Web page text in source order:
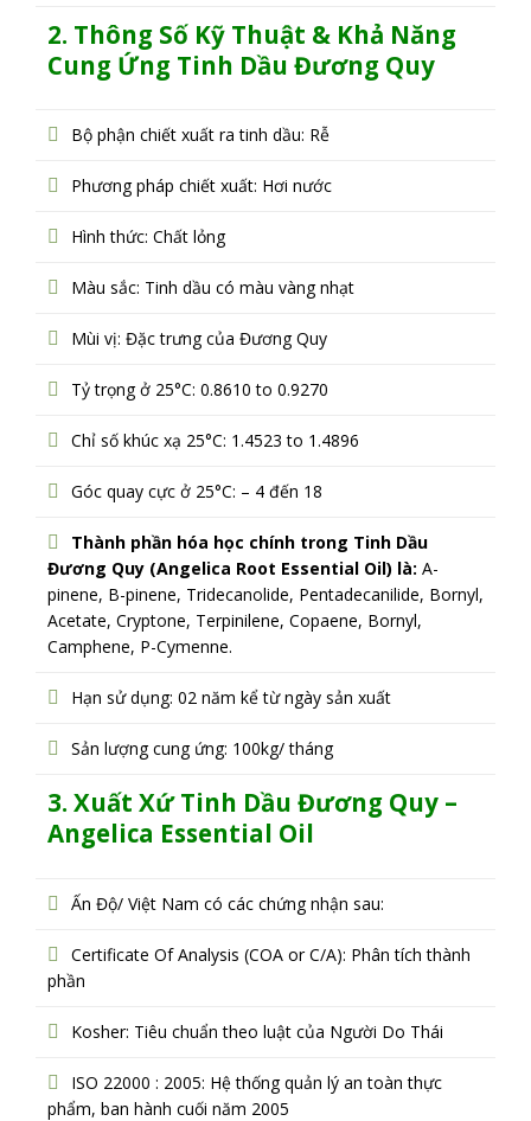
2. Thông Số Kỹ Thuật & Khả Năng
Cung Ứng Tinh Dầu Đương Quy
Bộ phận chiết xuất ra tinh dầu: Rễ
Phương pháp chiết xuất: Hơi nước
Hình thức: Chất lỏng
Màu sắc: Tinh dầu có màu vàng nhạt
Mùi vị: Đặc trưng của Đương Quy
Tỷ trọng ở 25°C: 0.8610 to 0.9270
Chỉ số khúc xạ 25°C: 1.4523 to 1.4896
Góc quay cực ở 25°C: – 4 đến 18
Thành phần hóa học chính trong Tinh Dầu
Đương Quy (Angelica Root Essential Oil) là: A-
pinene, B-pinene, Tridecanolide, Pentadecanilide, Bornyl,
Acetate, Cryptone, Terpinilene, Copaene, Bornyl,
Camphene, P-Cymenne.
Hạn sử dụng: 02 năm kể từ ngày sản xuất
Sản lượng cung ứng: 100kg/ tháng
3. Xuất Xứ Tinh Dầu Đương Quy –
Angelica Essential Oil
Ấn Độ/ Việt Nam có các chứng nhận sau:
Certificate Of Analysis (COA or C/A): Phân tích thành
phần
Kosher: Tiêu chuẩn theo luật của Người Do Thái
ISO 22000 : 2005: Hệ thống quản lý an toàn thực
phẩm, ban hành cuối năm 2005